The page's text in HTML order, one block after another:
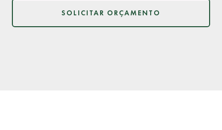
SOLICITAR ORÇAMENTO